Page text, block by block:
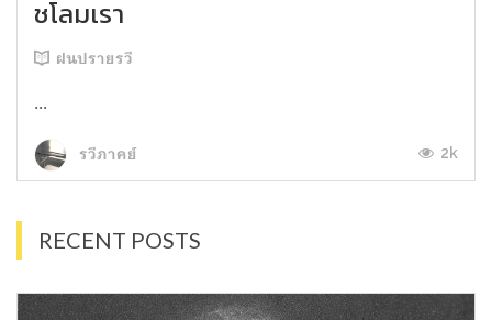
ชโลมเรา
ฝนปรายรวี
...
รวีภาคย์ 2k
RECENT POSTS